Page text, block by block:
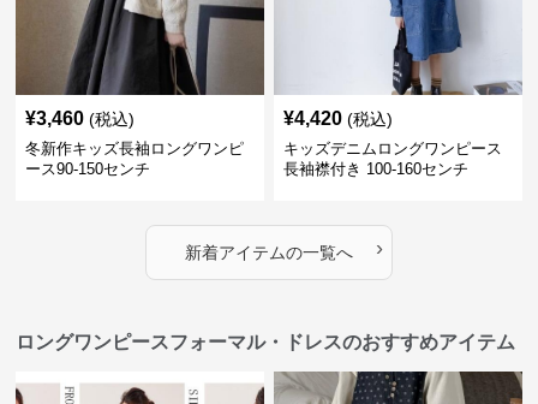
¥3,460 (税込)
冬新作キッズ長袖ロングワンピ
ース90-150センチ
¥4,420 (税込)
キッズデニムロングワンピース
長袖襟付き 100-160センチ
新着アイテムの一覧へ ›
ロングワンピースフォーマル・ドレスのおすすめアイテム